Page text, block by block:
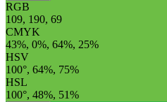
RGB
109, 190, 69
CMYK
43%, 0%, 64%, 25%
HSV
100°, 64%, 75%
HSL
100°, 48%, 51%